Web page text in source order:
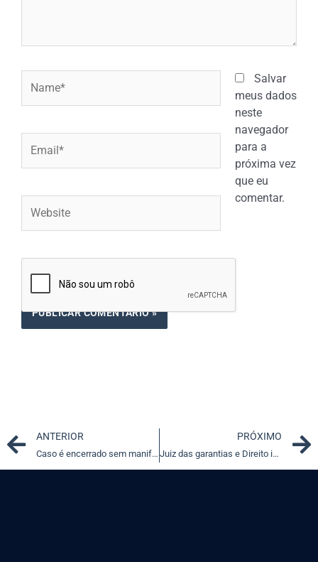
Salvar
meus dados
neste
navegador
para a
próxima vez
que eu
comentar.
Prev
ANTERIOR
Caso é encerrado sem manifestação por tempo maior que prescrição
PRÓXIMO
Juiz das garantias e Direito intertemporal: onde o STF resvala